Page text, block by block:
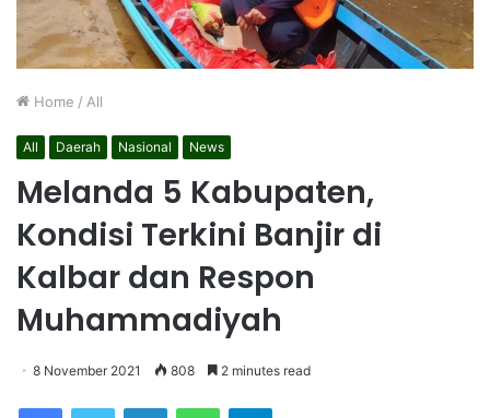
Home / All
All Daerah Nasional News
Melanda 5 Kabupaten,
Kondisi Terkini Banjir di
Kalbar dan Respon
Muhammadiyah
8 November 2021 808 2 minutes read
FacebookTwitter LinkedInWhatsAppTelegram